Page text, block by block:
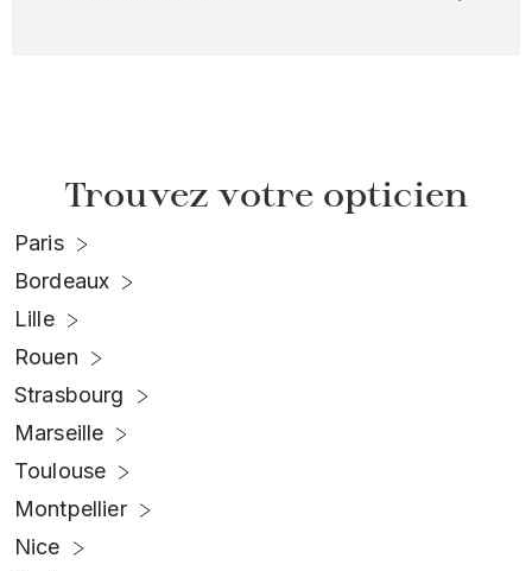
Trouvez votre opticien
Paris
Bordeaux
Lille
Rouen
Strasbourg
Marseille
Toulouse
Montpellier
Nice